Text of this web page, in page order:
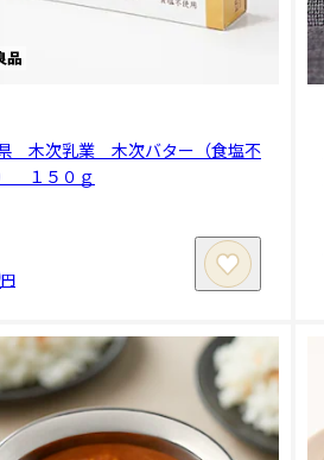
木次乳業 木次バター（食塩不
１５０ｇ
円